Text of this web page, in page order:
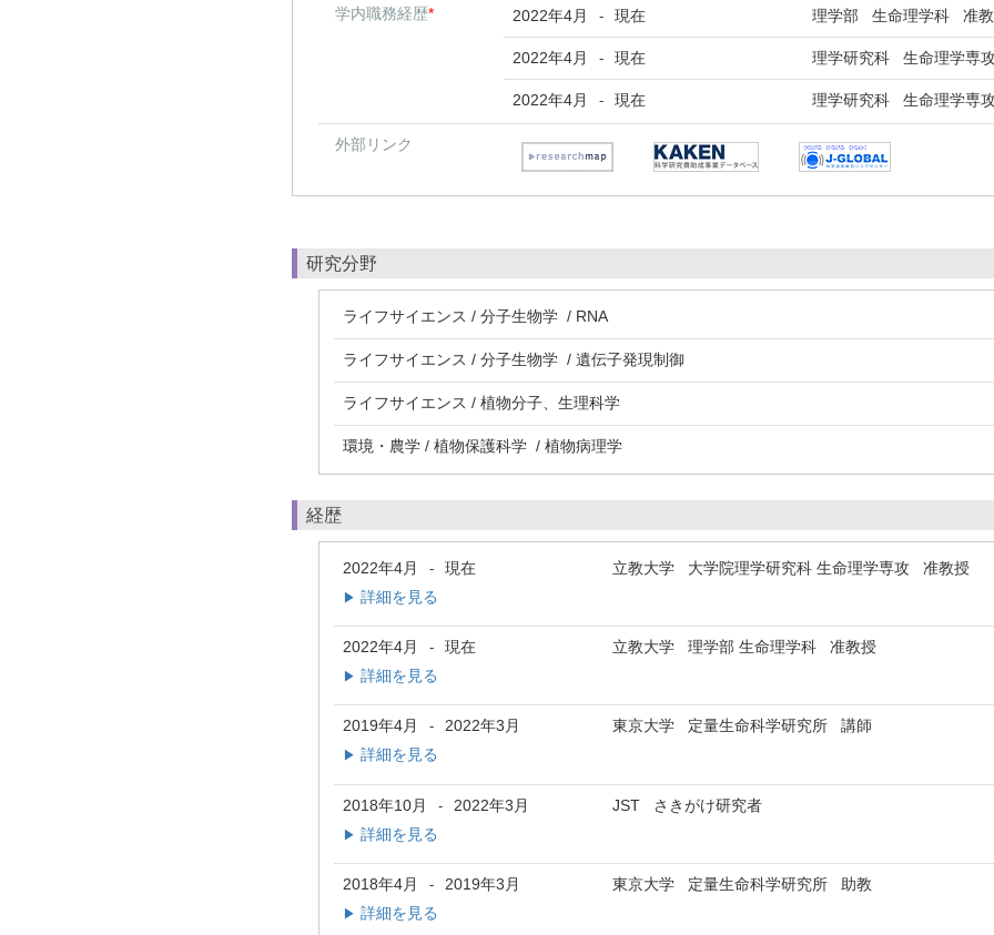
学内職務経歴* 2022年4月 - 現在 理学部 生命理学科 准
2022年4月 - 現在 理学研究科 生命理学専
2022年4月 - 現在 理学研究科 生命理学専
外部リンク
研究分野
ライフサイエンス / 分子生物学 / RNA
ライフサイエンス / 分子生物学 / 遺伝子発現制御
ライフサイエンス / 植物分子、生理科学
環境・農学 / 植物保護科学 / 植物病理学
経歴
2022年4月 - 現在 立教大学 大学院理学研究科 生命理学専攻 准教授
▶ 詳細を見る
2022年4月 - 現在 立教大学 理学部 生命理学科 准教授
▶ 詳細を見る
2019年4月 - 2022年3月 東京大学 定量生命科学研究所 講師
▶ 詳細を見る
2018年10月 - 2022年3月 JST さきがけ研究者
▶ 詳細を見る
2018年4月 - 2019年3月 東京大学 定量生命科学研究所 助教
▶ 詳細を見る